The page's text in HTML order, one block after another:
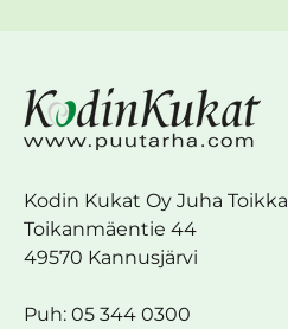
Kodin Kukat Oy Juha Toikka
Toikanmäentie 44
49570 Kannusjärvi
Puh: 05 344 0300